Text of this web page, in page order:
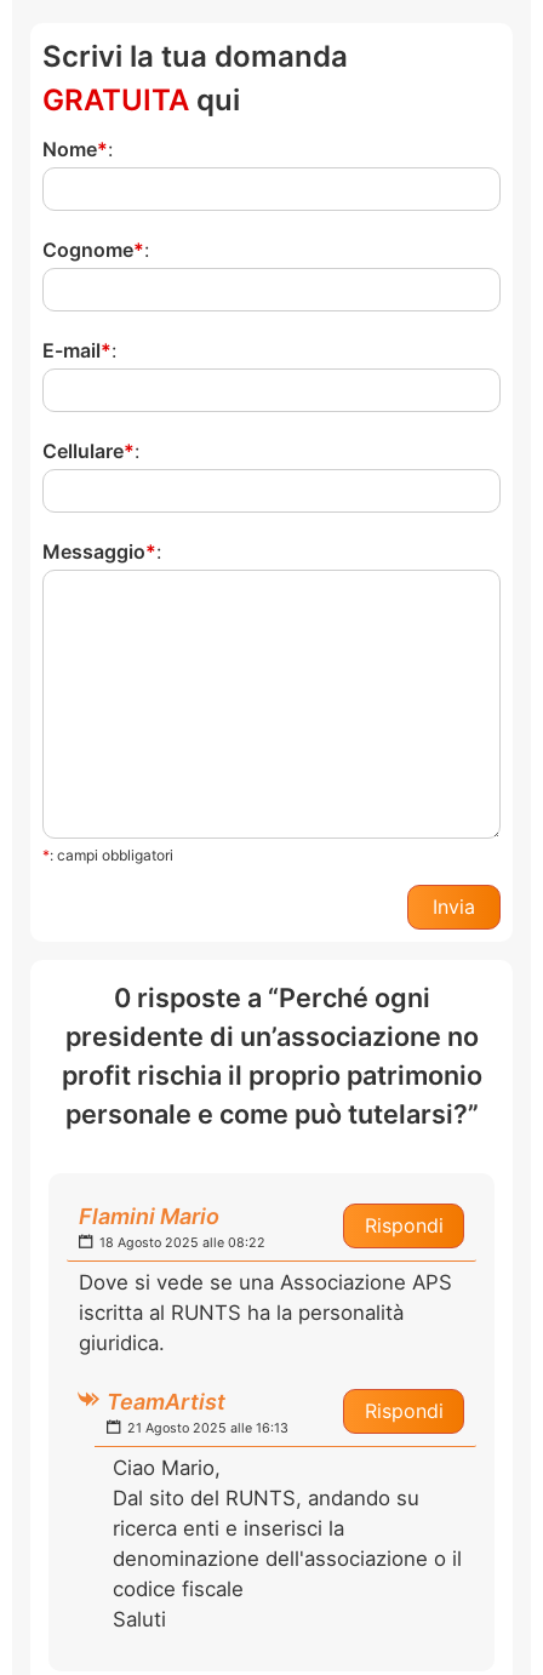
Scrivi la tua domanda
GRATUITA qui
Nome :
Cognome :
E-mail :
Cellulare :
Messaggio :
*: campi obbligatori
0 risposte a “Perché ogni
presidente di un’associazione no
profit rischia il proprio patrimonio
personale e come può tutelarsi?”
Rispondi
Flamini Mario
18 Agosto 2025 alle 08:22
Dove si vede se una Associazione APS
iscritta al RUNTS ha la personalità
giuridica.
Rispondi
TeamArtist
21 Agosto 2025 alle 16:13
Ciao Mario,
Dal sito del RUNTS, andando su
ricerca enti e inserisci la
denominazione dell'associazione o il
codice fiscale
Saluti